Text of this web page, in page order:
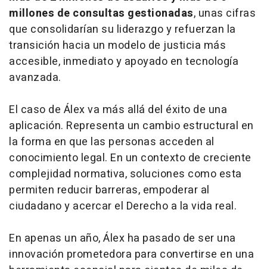
millones de consultas gestionadas, unas cifras
que consolidarían su liderazgo y refuerzan la
transición hacia un modelo de justicia más
accesible, inmediato y apoyado en tecnología
avanzada.
El caso de Álex va más allá del éxito de una
aplicación. Representa un cambio estructural en
la forma en que las personas acceden al
conocimiento legal. En un contexto de creciente
complejidad normativa, soluciones como esta
permiten reducir barreras, empoderar al
ciudadano y acercar el Derecho a la vida real.
En apenas un año, Álex ha pasado de ser una
innovación prometedora para convertirse en una